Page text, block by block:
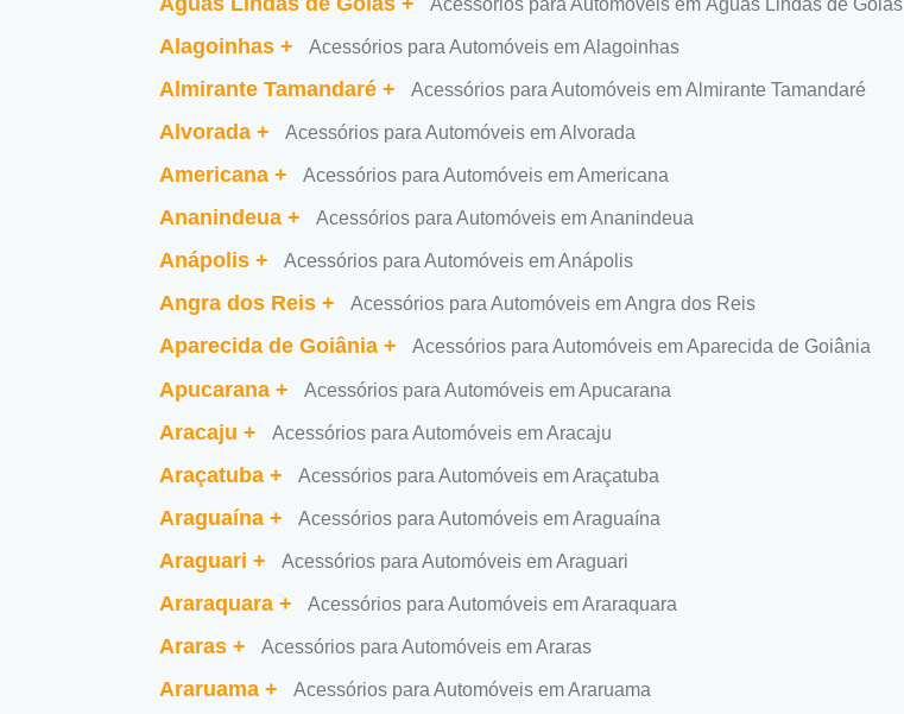
Acessórios para Automóveis em Águas Lindas de Goiás
Alagoinhas + Acessórios para Automóveis em Alagoinhas
Almirante Tamandaré + Acessórios para Automóveis em Almirante Tamandaré
Alvorada + Acessórios para Automóveis em Alvorada
Americana + Acessórios para Automóveis em Americana
Ananindeua + Acessórios para Automóveis em Ananindeua
Anápolis + Acessórios para Automóveis em Anápolis
Angra dos Reis + Acessórios para Automóveis em Angra dos Reis
Aparecida de Goiânia + Acessórios para Automóveis em Aparecida de Goiânia
Apucarana + Acessórios para Automóveis em Apucarana
Aracaju + Acessórios para Automóveis em Aracaju
Araçatuba + Acessórios para Automóveis em Araçatuba
Araguaína + Acessórios para Automóveis em Araguaína
Araguari + Acessórios para Automóveis em Araguari
Araraquara + Acessórios para Automóveis em Araraquara
Araras + Acessórios para Automóveis em Araras
Araruama + Acessórios para Automóveis em Araruama